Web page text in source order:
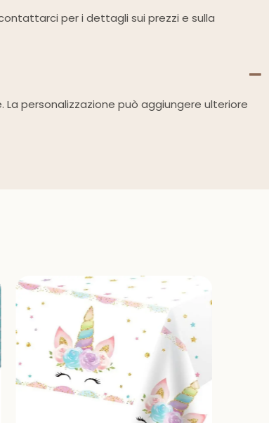
per i dettagli sui prezzi e sulla
personalizzazione può aggiungere ulteriore